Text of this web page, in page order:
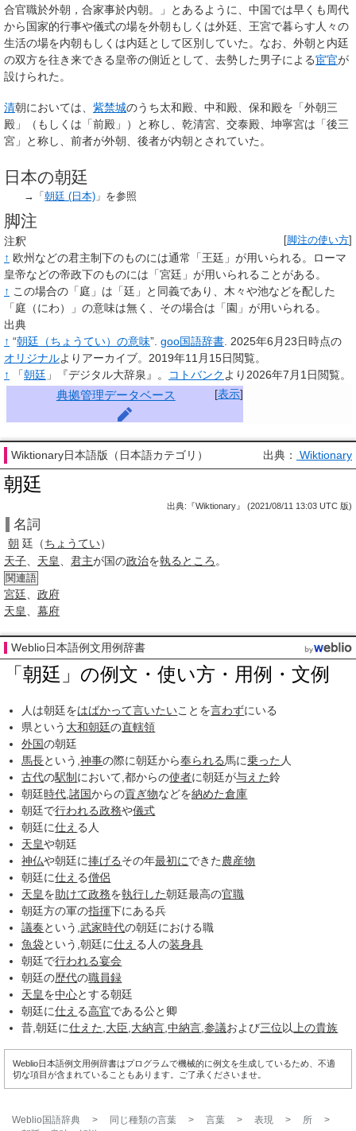
合官職於外朝，合家事於内朝。」とあるように、中国では早くも周代
から国家的行事や儀式の場を外朝もしくは外廷 、王宮で暮らす人々の
生活の場を内朝もしくは内廷として区別していた。なお、外朝と内廷
の双方を往き来できる皇帝の側近として、去勢した男子による宦官が
設けられた。
清朝においては、 紫禁城のうち太和殿、中和殿、保和殿を「外朝三
殿」（もしくは「前殿」）と称し、乾清宮、交泰殿、坤寧宮は「後三
宮」と称し、前者が外朝、後者が内朝とされていた。
日本の朝廷
→「朝廷 (日本) 」を参照
脚注
脚注の使い方
注釈
↑ 欧州などの君主制下のものには通常「王廷」が用いられる。ローマ
皇帝などの帝政下のものには「宮廷」が用いられることがある。
↑ この場合の「庭」は「廷」と同義であり、木々や池などを配した
「庭（にわ）」の意味は無く、その場合は「園」が用いられる。
出典
↑ “朝廷（ちょうてい）の意味”. goo国語辞書. 2025年6月23日時点の
オリジナルよりアーカイブ。2019年11月15日閲覧。
↑
「朝廷 」『デジタル大辞泉』 。 コトバンクより2026年7月1日閲覧。
[表示]
典拠管理データベース
Wiktionary日本語版（日本語カテゴリ） 出典： Wiktionary
朝廷
出典:『Wiktionary』 (2021/08/11 13:03 UTC 版)
名詞
朝 廷 （ちょうてい）
天子、 天皇、 君主が国の政治を執る ところ。
関連語
宮廷、 政府
天皇、 幕府
Weblio日本語例文用例辞書
「朝廷」の例文・使い方・用例・文例
人は朝廷をはばかって言いたいことを言わずにいる
県という 大和朝廷の直轄領
外国の朝廷
馬長という,神事の際に朝廷から奉られる馬に乗った 人
古代の駅制 において,都からの使者に朝廷が与えた鈴
朝廷時代,諸国からの貢ぎ物などを納めた倉庫
朝廷で行われる政務や儀式
朝廷に仕え る人
天皇や朝廷
神仏や朝廷に捧げるその年最初にできた農産物
朝廷に仕え る僧侶
天皇を助けて政務を執行した朝廷最高の官職
朝廷方の軍の指揮下にある兵
議奏という,武家時代の朝廷における職
魚袋という,朝廷に仕え る人の装身具
朝廷で行われる宴会
朝廷の歴代の職員録
天皇を中心とする朝廷
朝廷に仕え る高官である公と卿
昔,朝廷に仕えた,大臣,大納言,中納言,参議および三位以上の貴族
Weblio日本語例文用例辞書はプログラムで機械的に例文を生成しているため、不適
切な項目が含まれていることもあります。ご了承くださいませ。
Weblio国語辞典 > 同じ種類の言葉 > 言葉 > 表現 > 所
>